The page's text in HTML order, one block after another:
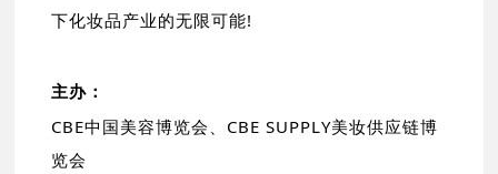
下化妆品产业的无限可能!
主办：
CBE中国美容博览会、CBE SUPPLY美妆供应链博
览会